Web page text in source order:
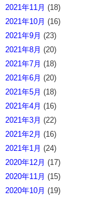
2021年11月 (18)
2021年10月 (16)
2021年9月 (23)
2021年8月 (20)
2021年7月 (18)
2021年6月 (20)
2021年5月 (18)
2021年4月 (16)
2021年3月 (22)
2021年2月 (16)
2021年1月 (24)
2020年12月 (17)
2020年11月 (15)
2020年10月 (19)